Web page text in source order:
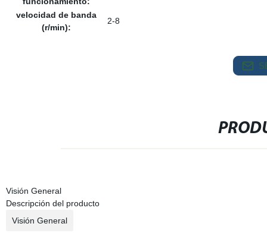
velocidad de banda
(r/min):
2-8
Visión General
Descripción del producto
Visión General